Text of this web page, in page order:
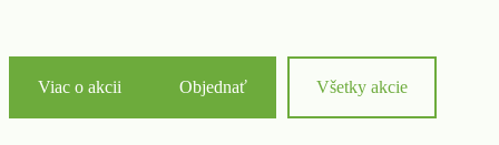
Viac o akcii Objednať Všetky akcie